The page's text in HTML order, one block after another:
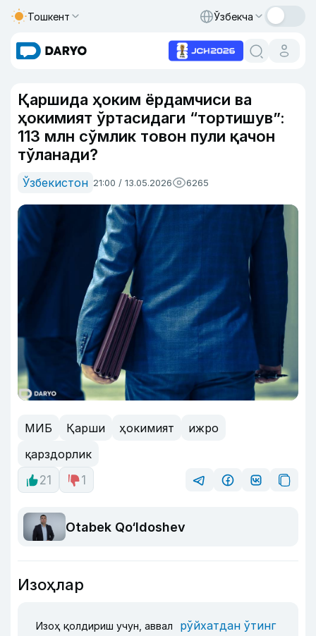
Тошкент Ўзбекча
Қаршида ҳоким ёрдамчиси ва
ҳокимият ўртасидаги “тортишув”:
113 млн сўмлик товон пули қачон
тўланади?
Ўзбекистон 21:00 / 13.05.2026 6265
МИБ Қарши ҳокимият
ижро
қарздорлик
21
1
Otabek Qo‘ldoshev
Изоҳлар
Изоҳ қолдириш учун, аввал рўйхатдан ўтинг